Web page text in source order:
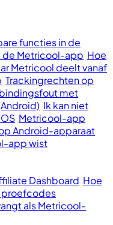
functies in de
de Metricool-app Hoe
Metricool deelt vanaf
Trackingrechten op
met
Ik kan niet
Metricool-app
Android-apparaat
app wist
Dashboard Hoe
proefcodes
als Metricool-